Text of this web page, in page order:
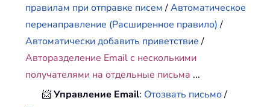
правилам при отправке писем/Автоматическое
перенаправление (Расширенное правило)/
Автоматически добавить приветствие/
Авторазделение Email с несколькими
получателями на отдельные письма ...
📨Управление Email: Отозвать письмо/